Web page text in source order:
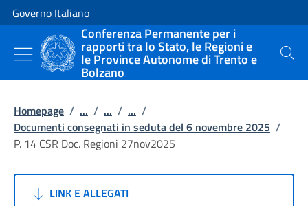
Vai al contenuto
Vai alla navigazione del sito
Governo Italiano
Conferenza Permanente per i
rapporti tra lo Stato, le Regioni e
le Province Autonome di Trento e
Bolzano
Cerca
Homepage / ... / ... / ... /
Documenti consegnati in seduta del 6 novembre 2025 /
P. 14 CSR Doc. Regioni 27nov2025
LINK E ALLEGATI